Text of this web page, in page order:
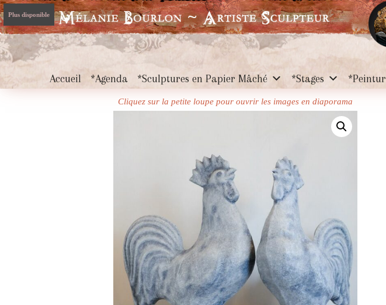
Accueil *Agenda *Sculptures en Papier Mâché *Stages
Plus disponible
Cliquez sur la petite loupe pour ouvrir les images en diaporama